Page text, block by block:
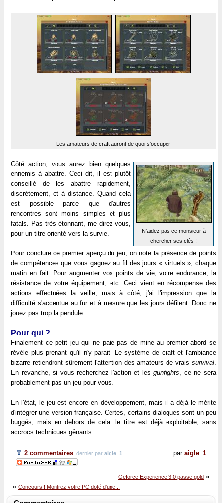
Les amateurs de craft auront de quoi s'occuper
N'aidez pas ce monsieur à
chercher ses clés !
Côté action, vous aurez bien quelques
ennemis à abattre. Ceci dit, il est plutôt
conseillé de les abattre rapidement,
discrètement, et à distance. Quand cela
est possible parce que d'autres
rencontres sont moins simples et plus
fatals. Pas très étonnant, me direz-vous,
pour un titre orienté vers la survie.
Pour conclure ce premier aperçu du jeu, on note la présence de points
de compétences que vous gagnez au fil des jours « virtuels », chaque
matin en fait. Pour augmenter vos points de vie, votre endurance, la
résistance de votre équipement, etc. Ceci vient en récompense des
actions effectuées la veille, mais à côté, j'ai l'impression que la
difficulté s'accentue au fur et à mesure que les jours défilent. Donc ne
jouez pas trop la pendule...
Pour qui ?
Finalement ce petit jeu qui ne paie pas de mine au premier abord se
révèle plus prenant qu'il n'y parait. Le système de craft et l'ambiance
bizarre retiendront sûrement l'attention des amateurs de vrais survival.
En revanche, si vous recherchez l'action et lesgunfights, ce ne sera
probablement pas un jeu pour vous.
En l'état, le jeu est encore en développement, mais il a déjà le mérite
d'intégrer une version française. Certes, certains dialogues sont un peu
buggés, mais en dehors de cela, le titre est déjà exploitable, sans
accrocs techniques gênants.
par aigle_1
2 commentaires , dernier par aigle_1
Geforce Experience 3.0 passe gold »
« Concours ! Montrez votre PC doté d'une...